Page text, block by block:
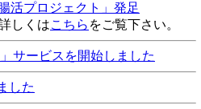
活プロジェクト」発足
くはこちら をご覧下さい。
サービスを開始しました
した